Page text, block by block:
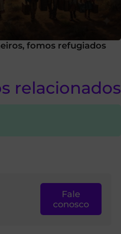
fomos refugiados
relacionados
Fale
conosco